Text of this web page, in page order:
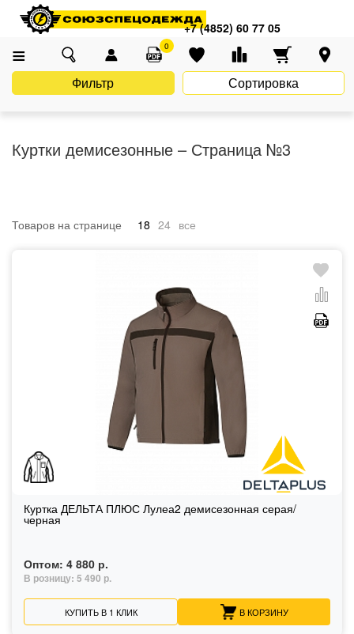
+7 (4852) 60 77 05
0
Главная Каталог Спецодежда
Демисезонная одежда
Куртки демисезонные – Страница №3
Фильтр Сортировка
Товаров на странице 18 24 все
Куртка ДЕЛЬТА ПЛЮС Лулеа2 демисезонная серая/
черная
Оптом: 4 880 р.
В розницу: 5 490 р.
КУПИТЬ В 1 КЛИК В КОРЗИНУ